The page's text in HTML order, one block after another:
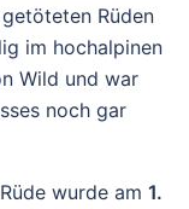
Rüden
im hochalpinen
Wild und war
noch gar
wurde am 1.